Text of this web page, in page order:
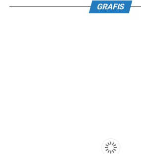
GRAFIS